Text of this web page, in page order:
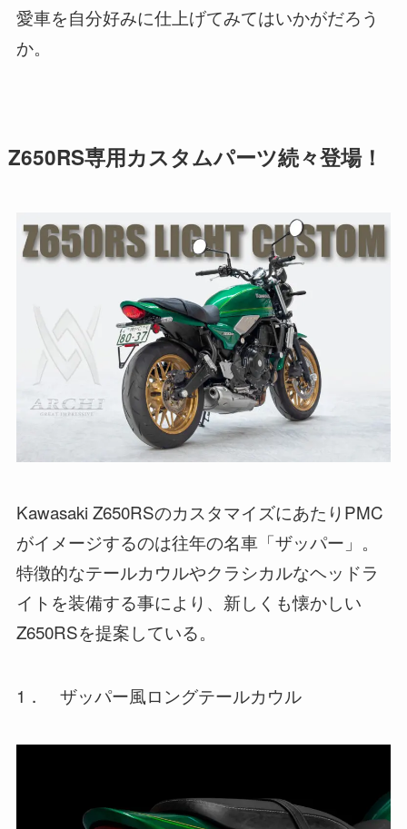
愛車を自分好みに仕上げてみてはいかがだろう
か。
Z650RS専用カスタムパーツ続々登場！
Kawasaki Z650RSのカスタマイズにあたりPMC
がイメージするのは往年の名車「ザッパー」。
特徴的なテールカウルやクラシカルなヘッドラ
イトを装備する事により、新しくも懐かしい
Z650RSを提案している。
1． ザッパー風ロングテールカウル